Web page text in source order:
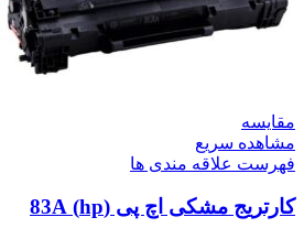
مقایسه
مشاهده سریع
فهرست علاقه مندی ها
کارتریج مشکی اچ پی (hp) 83A